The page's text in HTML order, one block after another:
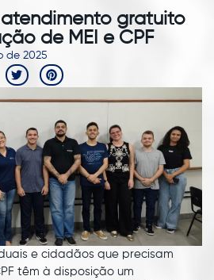
atendimento gratuito
de MEI e CPF
de 2025
e cidadãos que precisam
têm à disposição um